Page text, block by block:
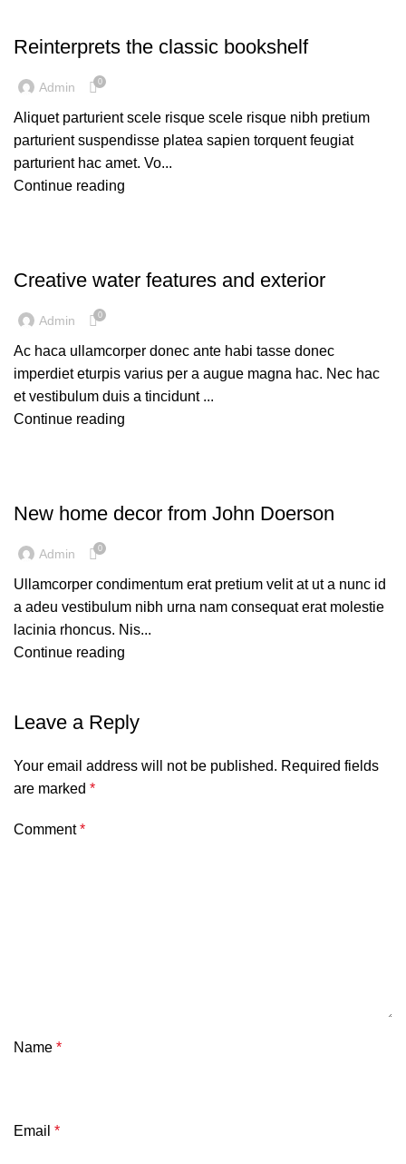
Reinterprets the classic bookshelf
Admin 0
Aliquet parturient scele risque scele risque nibh pretium
parturient suspendisse platea sapien torquent feugiat
parturient hac amet. Vo...
Continue reading
Creative water features and exterior
Admin 0
Ac haca ullamcorper donec ante habi tasse donec
imperdiet eturpis varius per a augue magna hac. Nec hac
et vestibulum duis a tincidunt ...
Continue reading
New home decor from John Doerson
Admin 0
Ullamcorper condimentum erat pretium velit at ut a nunc id
a adeu vestibulum nibh urna nam consequat erat molestie
lacinia rhoncus. Nis...
Continue reading
Leave a Reply
Your email address will not be published. Required fields
are marked *
Comment*
Name *
Email *